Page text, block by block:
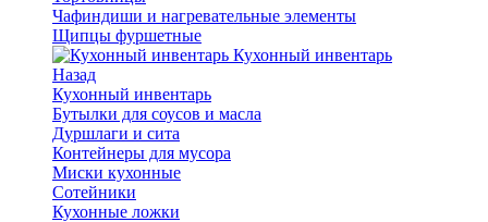
Чафиндиши и нагревательные элементы
Щипцы фуршетные
Кухонный инвентарь
Назад
Кухонный инвентарь
Бутылки для соусов и масла
Дуршлаги и сита
Контейнеры для мусора
Миски кухонные
Сотейники
Кухонные ложки